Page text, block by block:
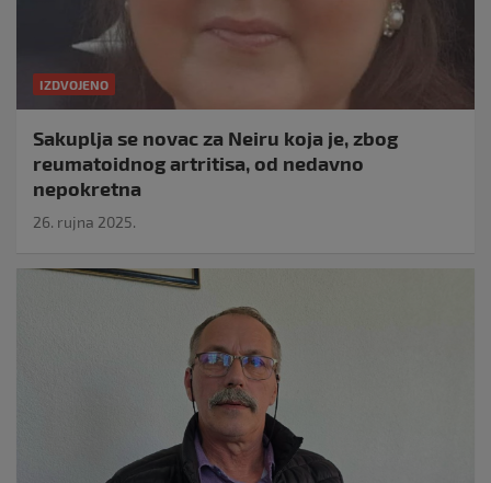
IZDVOJENO
Sakuplja se novac za Neiru koja je, zbog
reumatoidnog artritisa, od nedavno
nepokretna
26. rujna 2025.